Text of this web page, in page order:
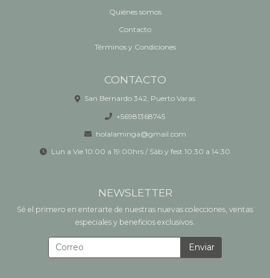
Quiénes somos
Contacto
Términos y Condiciones
CONTACTO
San Bernardo 342, Puerto Varas
+56981368745
holalaminga@gmail.com
Lun a Vie 10:00 a 19:00hrs / Sáb y fest 10:30 a 14:30
NEWSLETTER
Sé el primero en enterarte de nuestras nuevas colecciones, ventas
especiales y beneficios exclusivos.
Enviar